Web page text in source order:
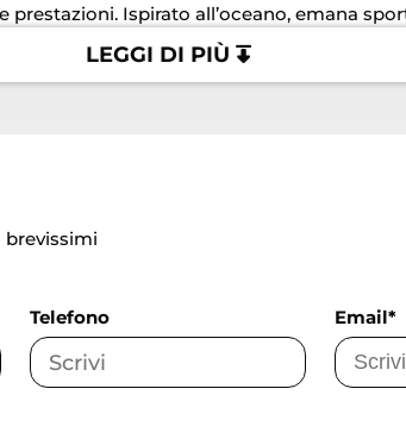
prestazioni. Ispirato all’oceano, emana
LEGGI DI PIÙ
Telefono Email*